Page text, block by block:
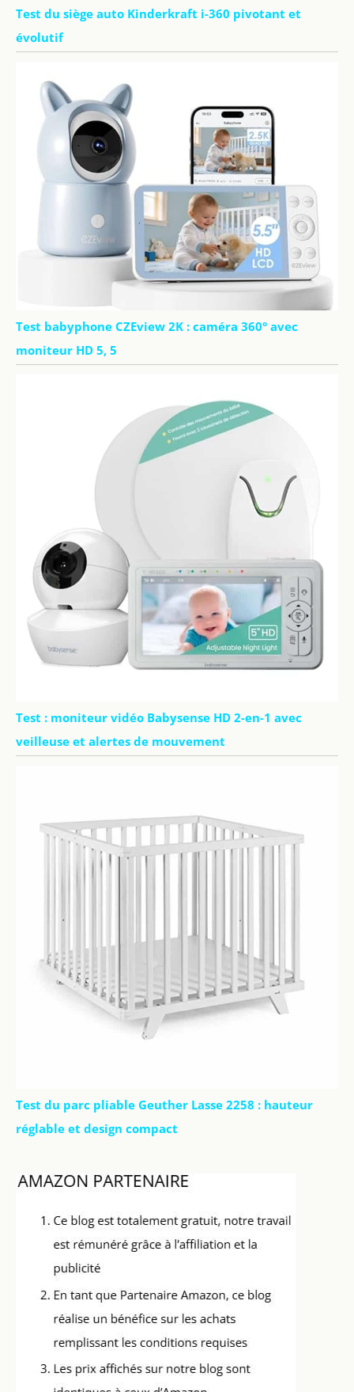
Test du siège auto Kinderkraft i-360 pivotant et
évolutif
Test babyphone CZEview 2K : caméra 360° avec
moniteur HD 5, 5
Test : moniteur vidéo Babysense HD 2-en-1 avec
veilleuse et alertes de mouvement
Test du parc pliable Geuther Lasse 2258 : hauteur
réglable et design compact